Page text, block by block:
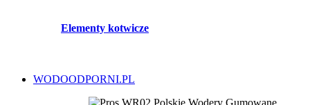
Elementy kotwicze
WODOODPORNI.PL